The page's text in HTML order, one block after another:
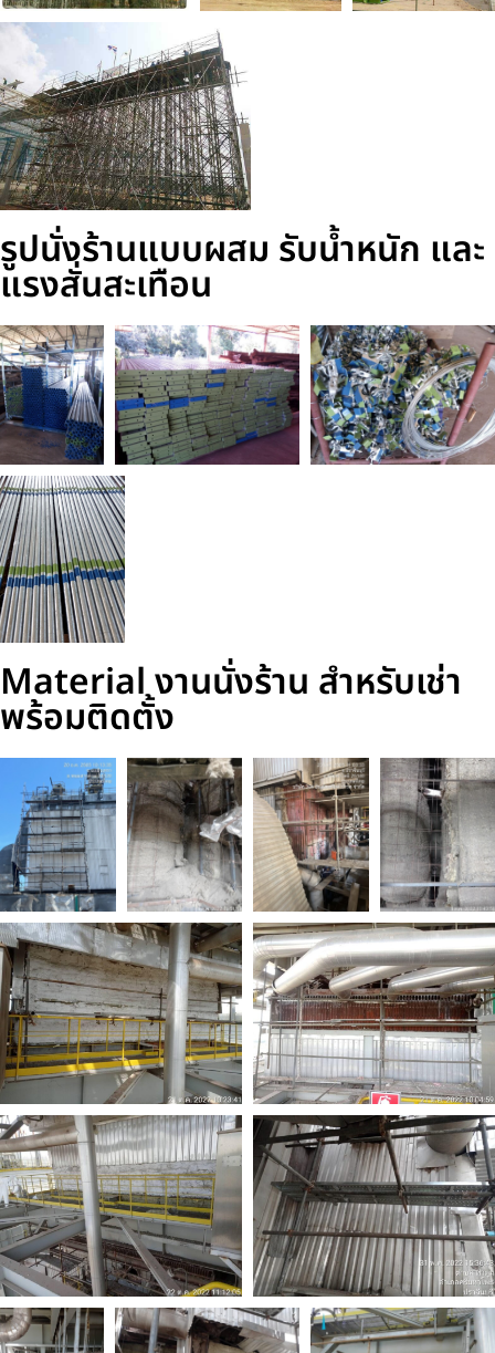
รูปนั่งร้านแบบผสม รับน้ำหนัก และ
แรงสั่นสะเทือน
Material งานนั่งร้าน สำหรับเช่า
พร้อมติดตั้ง